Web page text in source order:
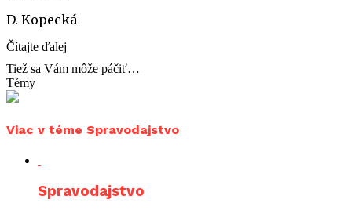
D. Kopecká
Čítajte ďalej
Tiež sa Vám môže páčiť…
Témy
Viac v téme Spravodajstvo
Spravodajstvo